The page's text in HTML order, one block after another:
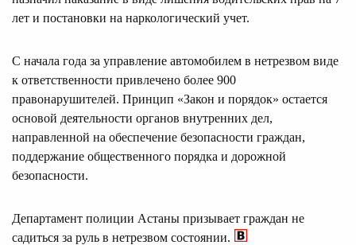
лет и постановки на наркологический учет.
С начала года за управление автомобилем в нетрезвом виде
к ответственности привлечено более 900
правонарушителей. Принцип «Закон и порядок» остается
основой деятельности органов внутренних дел,
направленной на обеспечение безопасности граждан,
поддержание общественного порядка и дорожной
безопасности.
Департамент полиции Астаны призывает граждан не
садиться за руль в нетрезвом состоянии.